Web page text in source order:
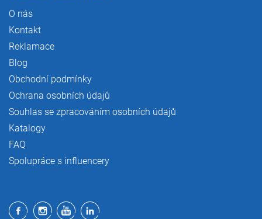
O nás
Kontakt
Reklamace
Blog
Obchodní podmínky
Ochrana osobních údajů
Souhlas se zpracováním osobních údajů
Katalogy
FAQ
Spolupráce s influencery